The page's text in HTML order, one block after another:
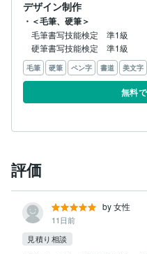
デザイン制作
・＜毛筆、硬筆＞
毛筆書写技能検定　準1級
硬筆書写技能検定　準1級
毛筆 硬筆 ペン字 書道 美文字
無料
評価
by 女性
11日前
見積り相談